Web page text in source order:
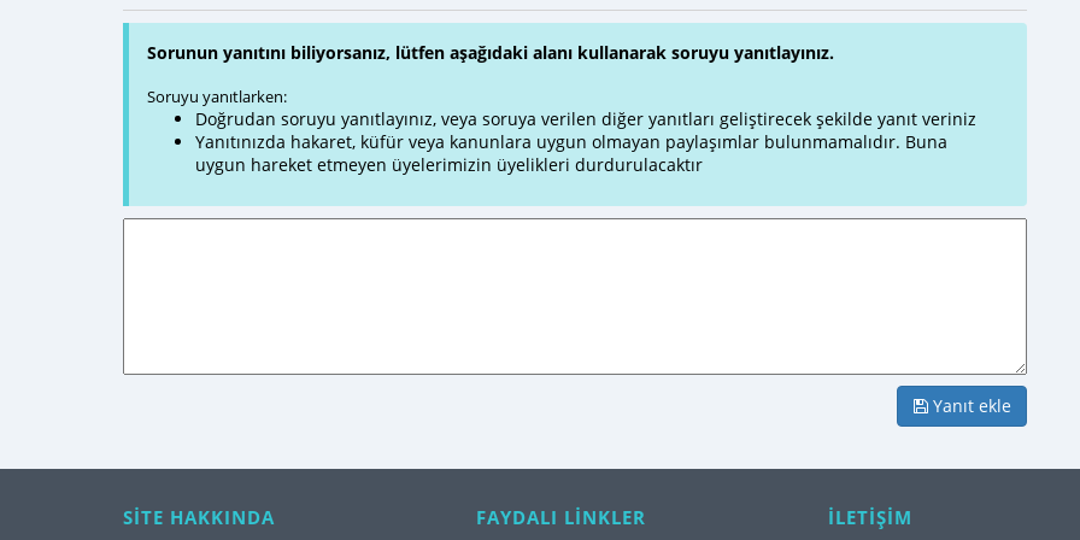
Sorunun yanıtını biliyorsanız, lütfen aşağıdaki alanı kullanarak soruyu yanıtlayınız.
Soruyu yanıtlarken:
Doğrudan soruyu yanıtlayınız, veya soruya verilen diğer yanıtları geliştirecek şekilde yanıt veriniz
Yanıtınızda hakaret, küfür veya kanunlara uygun olmayan paylaşımlar bulunmamalıdır. Buna
uygun hareket etmeyen üyelerimizin üyelikleri durdurulacaktır
Yanıt ekle
SİTE HAKKINDA FAYDALI LİNKLER İLETİŞİM